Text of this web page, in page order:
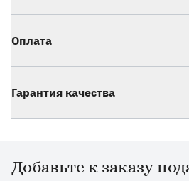
Оплата
Гарантия качества
Дополнительные товары
Добавьте к заказу